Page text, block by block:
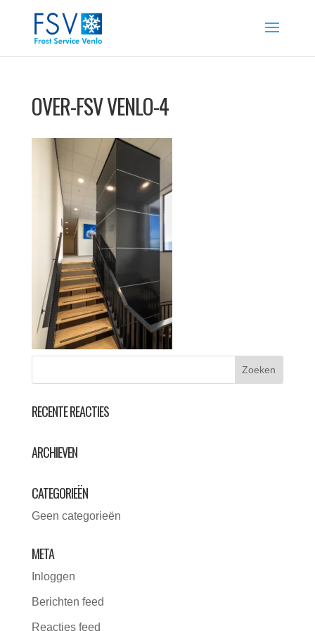
OVER-FSV VENLO-4
RECENTE REACTIES
ARCHIEVEN
CATEGORIEËN
Geen categorieën
META
Inloggen
Berichten feed
Reacties feed